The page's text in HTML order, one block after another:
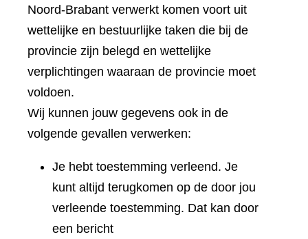
Noord-Brabant verwerkt komen voort uit
wettelijke en bestuurlijke taken die bij de
provincie zijn belegd en wettelijke
verplichtingen waaraan de provincie moet
voldoen.
Wij kunnen jouw gegevens ook in de
volgende gevallen verwerken:
Je hebt toestemming verleend. Je
kunt altijd terugkomen op de door jou
verleende toestemming. Dat kan door
een bericht